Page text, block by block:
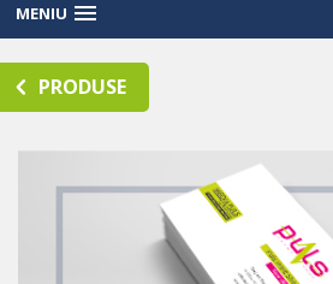
MENIU
PRODUSE